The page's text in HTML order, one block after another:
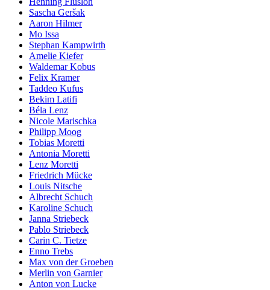
Sascha Geršak
Aaron Hilmer
Mo Issa
Stephan Kampwirth
Amelie Kiefer
Waldemar Kobus
Felix Kramer
Taddeo Kufus
Bekim Latifi
Béla Lenz
Nicole Marischka
Philipp Moog
Tobias Moretti
Antonia Moretti
Lenz Moretti
Friedrich Mücke
Louis Nitsche
Albrecht Schuch
Karoline Schuch
Janna Striebeck
Pablo Striebeck
Carin C. Tietze
Enno Trebs
Max von der Groeben
Merlin von Garnier
Anton von Lucke